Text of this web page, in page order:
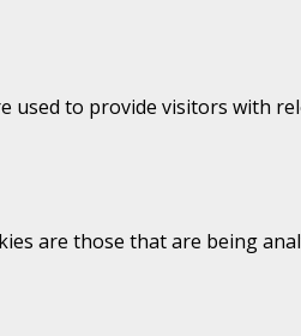
used to provide visitors with
are those that are being